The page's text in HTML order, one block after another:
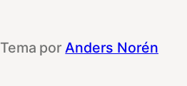
Tema porAnders Norén